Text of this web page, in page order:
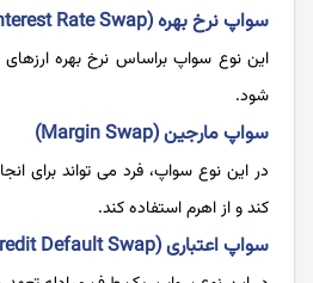
سواپ نرخ بهره (Interest Rate Swap)
این نوع سواپ براساس نرخ بهره ارزهای
شود.
سواپ مارجین (Margin Swap)
در این نوع سواپ، فرد می تواند برای
کند و از اهرم استفاده کند.
سواپ اعتباری (Credit Default Swap)